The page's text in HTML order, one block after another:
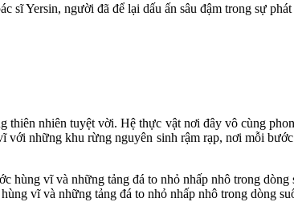
Yersin, người đã để lại dấu ấn sâu đậm trong sự
nhiên tuyệt vời. Hệ thực vật nơi đây vô cùng
những khu rừng nguyên sinh rậm rạp, nơi mỗi
vĩ và những tảng đá to nhỏ nhấp nhô trong dòng